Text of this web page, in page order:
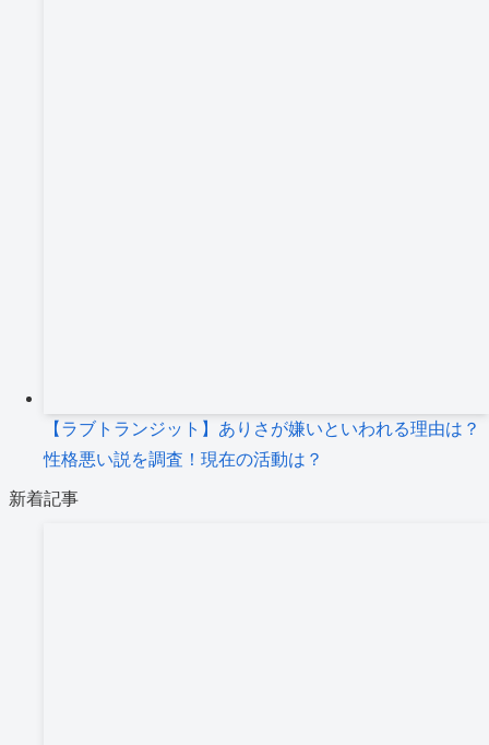
【ラブトランジット】ありさが嫌いといわれる理由は？
性格悪い説を調査！現在の活動は？
新着記事